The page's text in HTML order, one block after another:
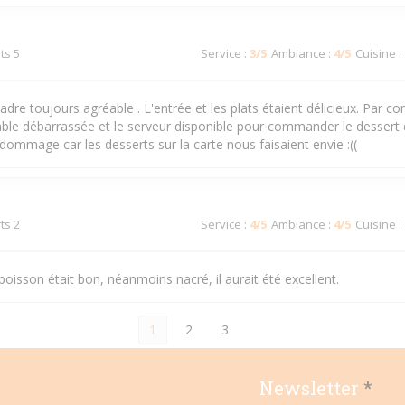
5 Service : 3/5 Ambiance : 4/5 Cuisine :
toujours agréable . L'entrée et les plats étaient délicieux. Par
débarrassée et le serveur disponible pour commander le
car les desserts sur la carte nous faisaient envie :((
2 Service : 4/5 Ambiance : 4/5 Cuisine :
était bon, néanmoins nacré, il aurait été excellent.
1 2 3
Newsletter *